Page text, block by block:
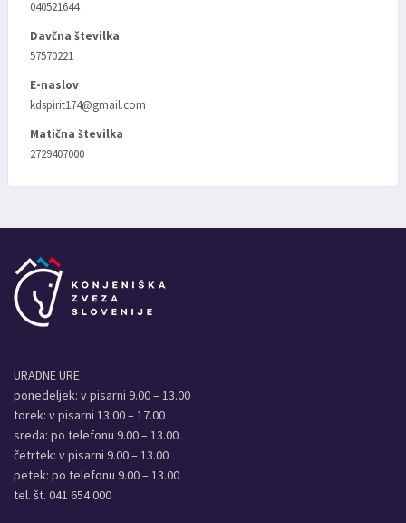
040521644
Davčna številka
57570221
E-naslov
kdspirit174@gmail.com
Matična številka
2729407000
URADNE URE
ponedeljek: v pisarni 9.00 – 13.00
torek: v pisarni 13.00 – 17.00
sreda: po telefonu 9.00 – 13.00
četrtek: v pisarni 9.00 – 13.00
petek: po telefonu 9.00 – 13.00
tel. št. 041 654 000